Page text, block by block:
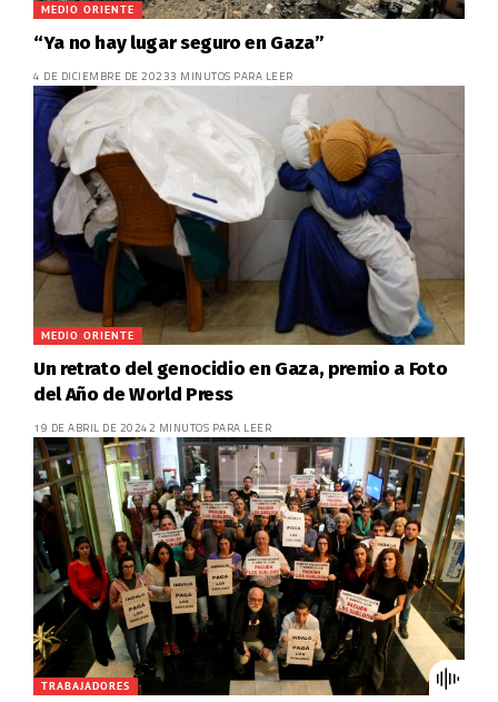
MEDIO ORIENTE
“Ya no hay lugar seguro en Gaza”
4 DE DICIEMBRE DE 20233 MINUTOS PARA LEER
MEDIO ORIENTE
Un retrato del genocidio en Gaza, premio a Foto
del Año de World Press
19 DE ABRIL DE 20242 MINUTOS PARA LEER
TRABAJADORES